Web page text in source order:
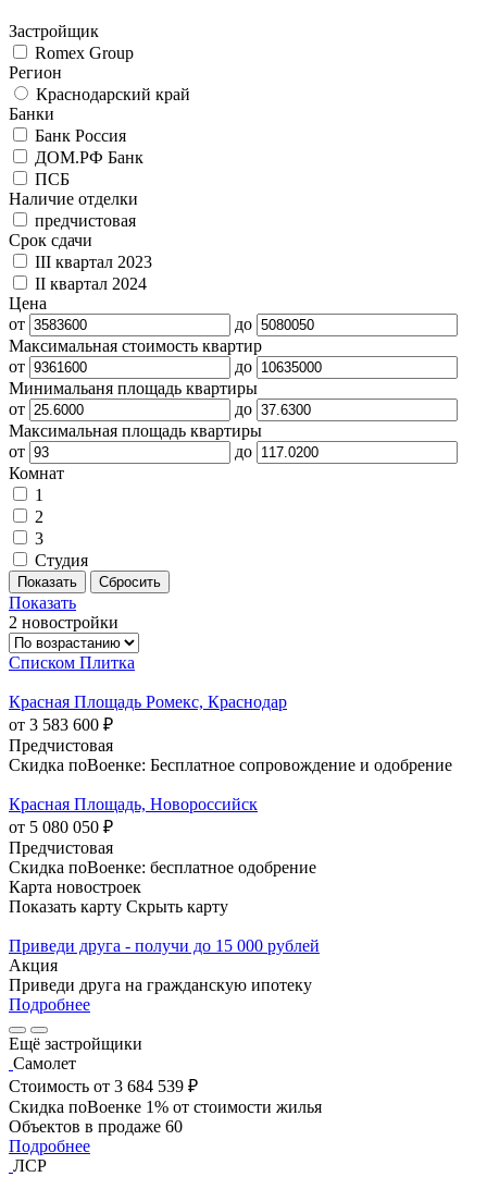
Застройщик
Romex Group
Регион
Краснодарский край
Банки
Банк Россия
ДОМ.РФ Банк
ПСБ
Наличие отделки
предчистовая
Срок сдачи
III квартал 2023
II квартал 2024
Цена
от
до
Максимальная стоимость квартир
от
до
Минимальаня площадь квартиры
от
до
Максимальная площадь квартиры
от
до
Комнат
1
2
3
Студия
Показать
2 новостройки
Списком Плитка
Красная Площадь Ромекс, Краснодар
от 3 583 600 ₽
Предчистовая
Скидка поВоенке: Бесплатное сопровождение и одобрение
Красная Площадь, Новороссийск
от 5 080 050 ₽
Предчистовая
Скидка поВоенке: бесплатное одобрение
Карта новостроек
Показать карту Скрыть карту
Приведи друга - получи до 15 000 рублей
Акция
Приведи друга на гражданскую ипотеку
Подробнее
Ещё застройщики
Самолет
Стоимость от 3 684 539 ₽
Скидка поВоенке 1% от стоимости жилья
Объектов в продаже 60
Подробнее
ЛСР